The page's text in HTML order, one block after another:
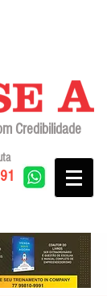
Credibilidade